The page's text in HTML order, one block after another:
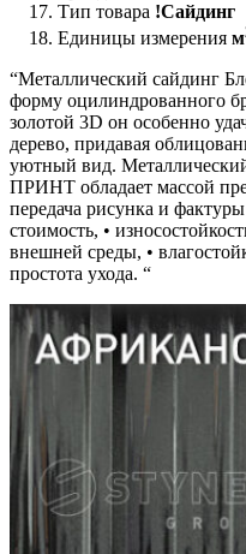
Тип товара !Сайдинг
Единицы измерения м
“Металлический сайдинг
форму оцилиндрованного
золотой 3D он особенно
дерево, придавая
уютный вид.
ПРИНТ обладает массой
передача рисунка и
стоимость, •
внешней среды, •
простота ухода. “